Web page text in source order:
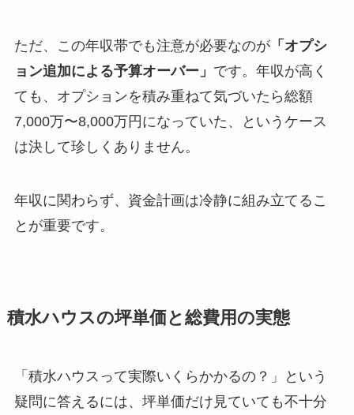
ただ、この年収帯でも注意が必要なのが「オプシ
ョン追加による予算オーバー」 です。年収が高く
ても、オプションを積み重ねて気づいたら総額
7,000万〜8,000万円になっていた、というケース
は決して珍しくありません。
年収に関わらず、資金計画は冷静に組み立てるこ
とが重要です。
積水ハウスの坪単価と総費用の実態
「積水ハウスって実際いくらかかるの？」という
疑問に答えるには、坪単価だけ見ていても不十分